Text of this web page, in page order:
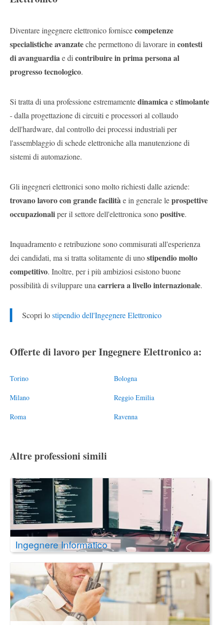
Diventare ingegnere elettronico forniscecompetenze
specialistiche avanzateche permettono di lavorare in contesti
di avanguardiae di contribuire in prima persona al
progresso tecnologico.
Si tratta di una professione estremamentedinamicaestimolante
- dalla progettazione di circuiti e processori al collaudo
dell'hardware, dal controllo dei processi industriali per
l'assemblaggio di schede elettroniche alla manutenzione di
sistemi di automazione.
Gli ingegneri elettronici sono molto richiesti dalle aziende:
trovano lavoro con grande facilitàe in generale leprospettive
occupazionaliper il settore dell'elettronica sonopositive.
Inquadramento e retribuzione sono commisurati all'esperienza
dei candidati, ma si tratta solitamente di unostipendio molto
competitivo. Inoltre, per i più ambiziosi esistono buone
possibilità di sviluppare una carriera a livello internazionale.
Scopri lostipendio dell'Ingegnere Elettronico
Offerte di lavoro per Ingegnere Elettronico a:
Torino
Milano
Roma
Bologna
Reggio Emilia
Ravenna
Altre professioni simili
Ingegnere Informatico